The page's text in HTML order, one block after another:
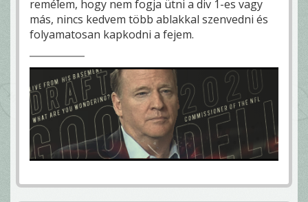
remélem, hogy nem fogja ütni a div 1-es vagy
más, nincs kedvem több ablakkal szenvedni és
folyamatosan kapkodni a fejem.